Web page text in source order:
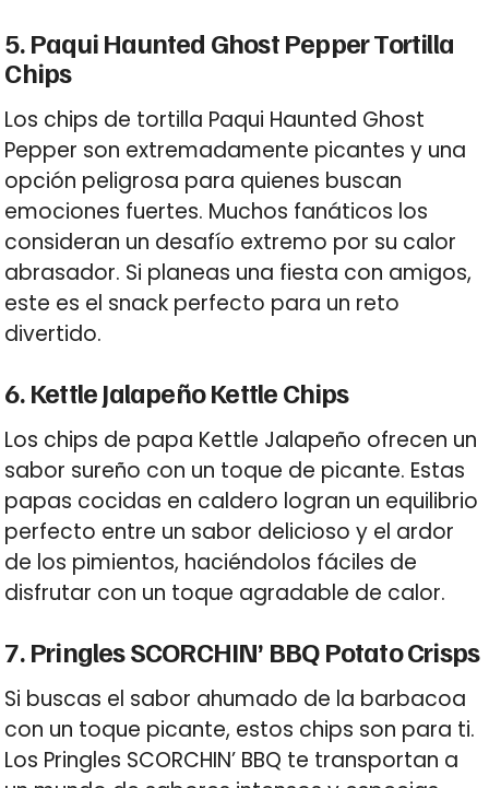
5. Paqui Haunted Ghost Pepper Tortilla
Chips
Los chips de tortilla Paqui Haunted Ghost
Pepper son extremadamente picantes y una
opción peligrosa para quienes buscan
emociones fuertes. Muchos fanáticos los
consideran un desafío extremo por su calor
abrasador. Si planeas una fiesta con amigos,
este es el snack perfecto para un reto
divertido.
6. Kettle Jalapeño Kettle Chips
Los chips de papa Kettle Jalapeño ofrecen un
sabor sureño con un toque de picante. Estas
papas cocidas en caldero logran un equilibrio
perfecto entre un sabor delicioso y el ardor
de los pimientos, haciéndolos fáciles de
disfrutar con un toque agradable de calor.
7. Pringles SCORCHIN’ BBQ Potato Crisps
Si buscas el sabor ahumado de la barbacoa
con un toque picante, estos chips son para ti.
Los Pringles SCORCHIN’ BBQ te transportan a